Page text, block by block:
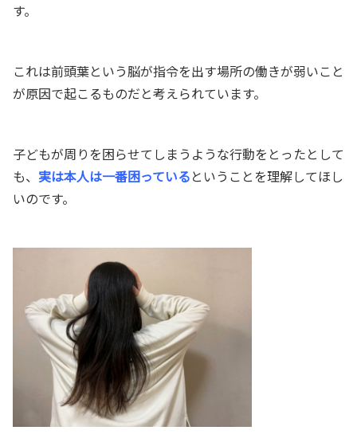
す。
これは前頭葉という脳が指令を出す場所の働きが弱いこと
が原因で起こるものだと考えられています。
子どもが周りを困らせてしまうような行動をとったとして
も、 実は本人は一番困っているということを理解してほし
いのです。